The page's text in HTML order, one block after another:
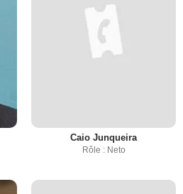
Caio Junqueira
Rôle : Neto